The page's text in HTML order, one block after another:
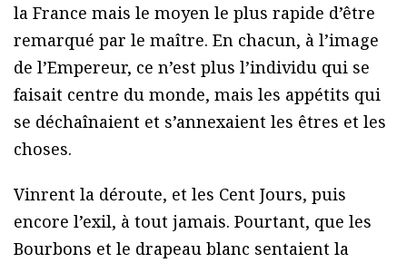
la France mais le moyen le plus rapide d’être
remarqué par le maître. En chacun, à l’image
de l’Empereur, ce n’est plus l’individu qui se
faisait centre du monde, mais les appétits qui
se déchaînaient et s’annexaient les êtres et les
choses.
Vinrent la déroute, et les Cent Jours, puis
encore l’exil, à tout jamais. Pourtant, que les
Bourbons et le drapeau blanc sentaient la